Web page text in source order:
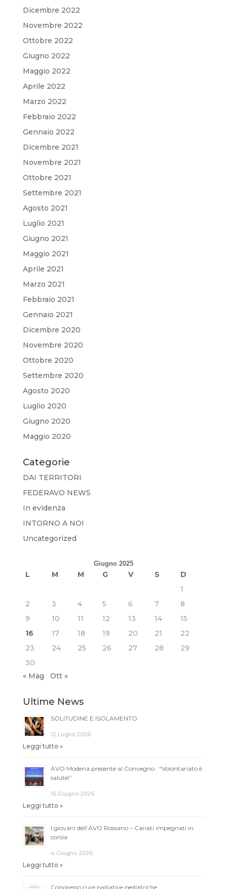
Dicembre 2022
Novembre 2022
Ottobre 2022
Giugno 2022
Maggio 2022
Aprile 2022
Marzo 2022
Febbraio 2022
Gennaio 2022
Dicembre 2021
Novembre 2021
Ottobre 2021
Settembre 2021
Agosto 2021
Luglio 2021
Giugno 2021
Maggio 2021
Aprile 2021
Marzo 2021
Febbraio 2021
Gennaio 2021
Dicembre 2020
Novembre 2020
Ottobre 2020
Settembre 2020
Agosto 2020
Luglio 2020
Giugno 2020
Maggio 2020
Categorie
DAI TERRITORI
FEDERAVO NEWS
In evidenza
INTORNO A NOI
Uncategorized
Giugno 2025
L M M G V S
D
1
2
3 4 5 6 7
8
9
10 11 12 13 14
15
16
17 18 19 20 21
22
23
24 25 26 27 28
29
30
« Mag
Ott »
Ultime News
SOLITUDINE E ISOLAMENTO
12 Luglio 2026
Leggi tutto »
AVO Modena presente al Convegno : “Volontariato è
salute!”
16 Giugno 2026
Leggi tutto »
I giovani dell’AVO Rossano – Cariati impegnati in
corsia
4 Giugno 2026
Leggi tutto »
Congresso cure palliative pediatriche